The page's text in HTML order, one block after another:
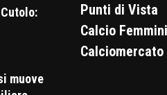
muove
Punti di Vista
Calcio
Calciomercato